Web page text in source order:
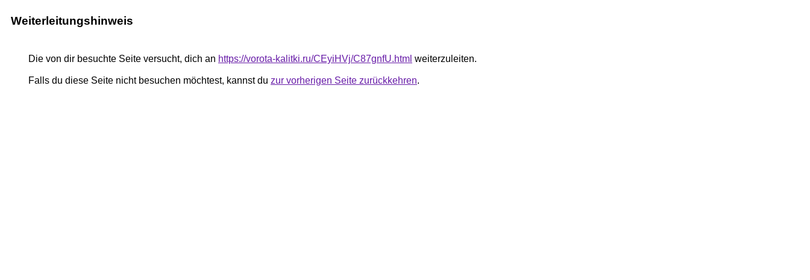
Weiterleitungshinweis
Die von dir besuchte Seite versucht, dich an https://vorota-kalitki.ru/CEyiHVj/C87gnfU.html weiterzuleiten.
Falls du diese Seite nicht besuchen möchtest, kannst du zur vorherigen Seite zurückkehren.